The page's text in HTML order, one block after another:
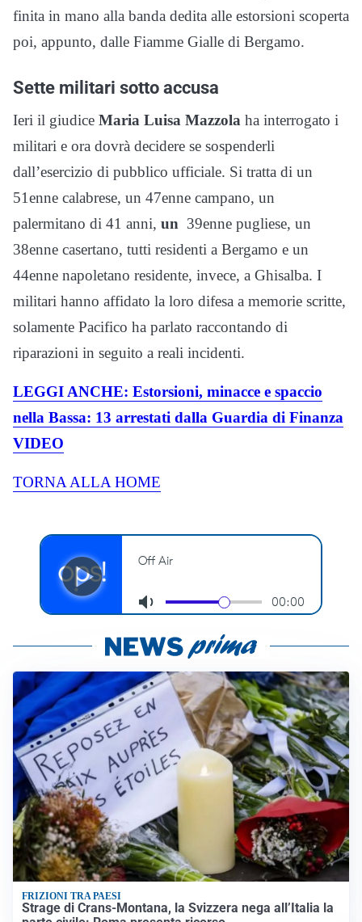
finita in mano alla banda dedita alle estorsioni scoperta
poi, appunto, dalle Fiamme Gialle di Bergamo.
Sette militari sotto accusa
Ieri il giudice Maria Luisa Mazzola ha interrogato i
militari e ora dovrà decidere se sospenderli
dall’esercizio di pubblico ufficiale. Si tratta di un
51enne calabrese, un 47enne campano, un
palermitano di 41 anni, un 39enne pugliese, un
38enne casertano, tutti residenti a Bergamo e un
44enne napoletano residente, invece, a Ghisalba. I
militari hanno affidato la loro difesa a memorie scritte,
solamente Pacifico ha parlato raccontando di
riparazioni in seguito a reali incidenti.
LEGGI ANCHE: Estorsioni, minacce e spaccio
nella Bassa: 13 arrestati dalla Guardia di Finanza
VIDEO
TORNA ALLA HOME
FRIZIONI TRA PAESI
Strage di Crans-Montana, la Svizzera nega all’Italia la